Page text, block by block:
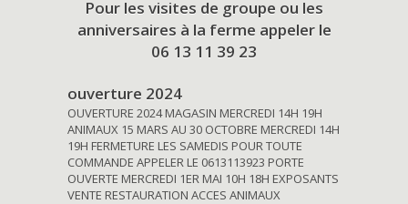
Pour les visites de groupe ou les
anniversaires à la ferme appeler le
06 13 11 39 23
ouverture 2024
OUVERTURE 2024 MAGASIN MERCREDI 14H 19H
ANIMAUX 15 MARS AU 30 OCTOBRE MERCREDI 14H
19H FERMETURE LES SAMEDIS POUR TOUTE
COMMANDE APPELER LE 0613113923 PORTE
OUVERTE MERCREDI 1ER MAI 10H 18H EXPOSANTS
VENTE RESTAURATION ACCES ANIMAUX